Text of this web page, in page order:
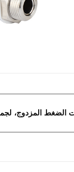
الضغط المزدوج،